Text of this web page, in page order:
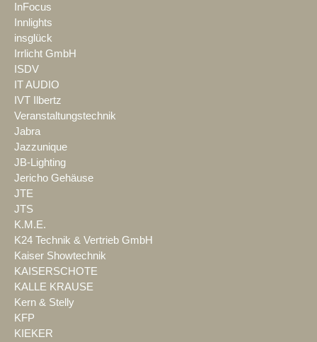
InFocus
Innlights
insglück
Irrlicht GmbH
ISDV
IT AUDIO
IVT Ilbertz
Veranstaltungstechnik
Jabra
Jazzunique
JB-Lighting
Jericho Gehäuse
JTE
JTS
K.M.E.
K24 Technik & Vertrieb GmbH
Kaiser Showtechnik
KAISERSCHOTE
KALLE KRAUSE
Kern & Stelly
KFP
KIEKER